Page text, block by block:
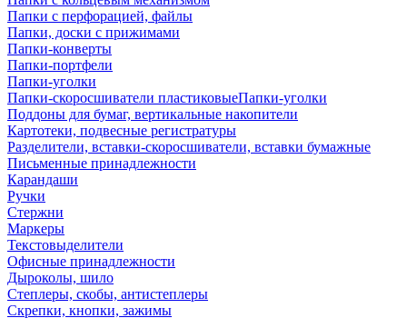
Папки с перфорацией, файлы
Папки, доски с прижимами
Папки-конверты
Папки-портфели
Папки-уголки
Папки-скоросшиватели пластиковыеПапки-уголки
Поддоны для бумаг, вертикальные накопители
Картотеки, подвесные регистратуры
Разделители, вставки-скоросшиватели, вставки бумажные
Письменные принадлежности
Карандаши
Ручки
Стержни
Маркеры
Текстовыделители
Офисные принадлежности
Дыроколы, шило
Степлеры, скобы, антистеплеры
Скрепки, кнопки, зажимы